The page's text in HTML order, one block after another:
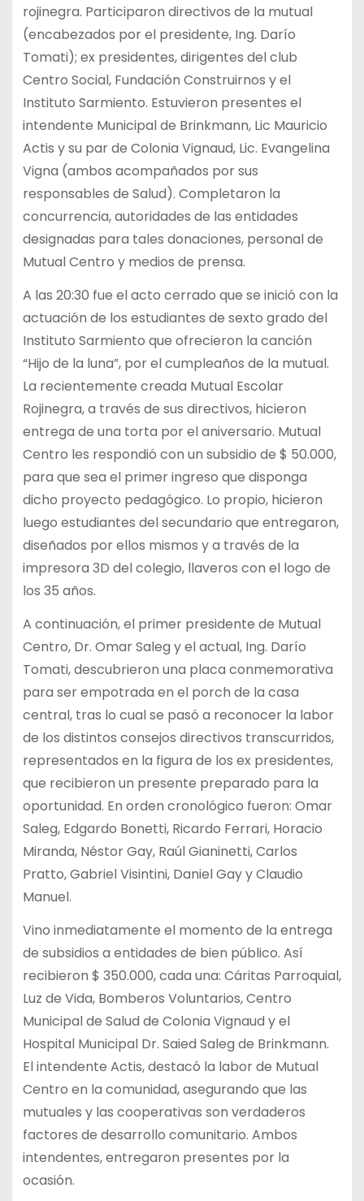
rojinegra. Participaron directivos de la mutual
(encabezados por el presidente, Ing. Darío
Tomati); ex presidentes, dirigentes del club
Centro Social, Fundación Construirnos y el
Instituto Sarmiento. Estuvieron presentes el
intendente Municipal de Brinkmann, Lic Mauricio
Actis y su par de Colonia Vignaud, Lic. Evangelina
Vigna (ambos acompañados por sus
responsables de Salud). Completaron la
concurrencia, autoridades de las entidades
designadas para tales donaciones, personal de
Mutual Centro y medios de prensa.
A las 20:30 fue el acto cerrado que se inició con la
actuación de los estudiantes de sexto grado del
Instituto Sarmiento que ofrecieron la canción
“Hijo de la luna”, por el cumpleaños de la mutual.
La recientemente creada Mutual Escolar
Rojinegra, a través de sus directivos, hicieron
entrega de una torta por el aniversario. Mutual
Centro les respondió con un subsidio de $ 50.000,
para que sea el primer ingreso que disponga
dicho proyecto pedagógico. Lo propio, hicieron
luego estudiantes del secundario que entregaron,
diseñados por ellos mismos y a través de la
impresora 3D del colegio, llaveros con el logo de
los 35 años.
A continuación, el primer presidente de Mutual
Centro, Dr. Omar Saleg y el actual, Ing. Darío
Tomati, descubrieron una placa conmemorativa
para ser empotrada en el porch de la casa
central, tras lo cual se pasó a reconocer la labor
de los distintos consejos directivos transcurridos,
representados en la figura de los ex presidentes,
que recibieron un presente preparado para la
oportunidad. En orden cronológico fueron: Omar
Saleg, Edgardo Bonetti, Ricardo Ferrari, Horacio
Miranda, Néstor Gay, Raúl Gianinetti, Carlos
Pratto, Gabriel Visintini, Daniel Gay y Claudio
Manuel.
Vino inmediatamente el momento de la entrega
de subsidios a entidades de bien público. Así
recibieron $ 350.000, cada una: Cáritas Parroquial,
Luz de Vida, Bomberos Voluntarios, Centro
Municipal de Salud de Colonia Vignaud y el
Hospital Municipal Dr. Saied Saleg de Brinkmann.
El intendente Actis, destacó la labor de Mutual
Centro en la comunidad, asegurando que las
mutuales y las cooperativas son verdaderos
factores de desarrollo comunitario. Ambos
intendentes, entregaron presentes por la
ocasión.